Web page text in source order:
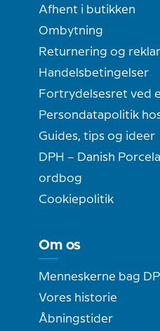
Afhent i butikken
Ombytning
Returnering og
Handelsbetingelser
Fortrydelsesret ved
Persondatapolitik
Guides, tips og ideer
DPH – Danish
ordbog
Cookiepolitik
Om os
Menneskerne bag
Vores historie
Åbningstider